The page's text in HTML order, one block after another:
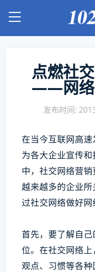
点燃社
——网络
发布时间:
在当今互联网高
为各大企业宣传
中，社交网络营
越来越多的企业
过社交网络做好网
首先，要了解自
位。在社交网络上
观点、习惯等各